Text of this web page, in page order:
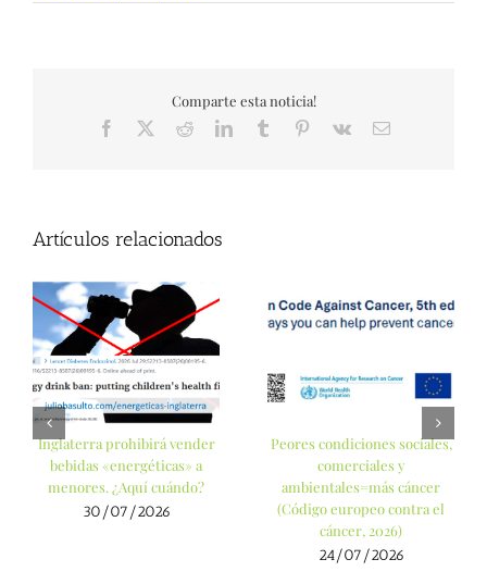
Comparte esta noticia!
Facebook RedditLinkedInTumblr Pinterest
Vk
Correo
Artículos relacionados
Inglaterra prohibirá vender
bebidas «energéticas» a
menores. ¿Aquí cuándo?
30/07/2026
Peores condiciones sociales,
comerciales y
ambientales=más cáncer
(Código europeo contra el
cáncer, 2026)
24/07/2026